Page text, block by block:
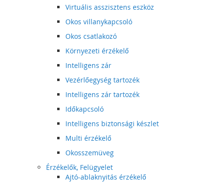
Virtuális asszisztens eszköz
Okos villanykapcsoló
Okos csatlakozó
Környezeti érzékelő
Intelligens zár
Vezérlőegység tartozék
Intelligens zár tartozék
Időkapcsoló
Intelligens biztonsági készlet
Multi érzékelő
Okosszemüveg
Érzékelők, Felügyelet
Ajtó-ablaknyitás érzékelő